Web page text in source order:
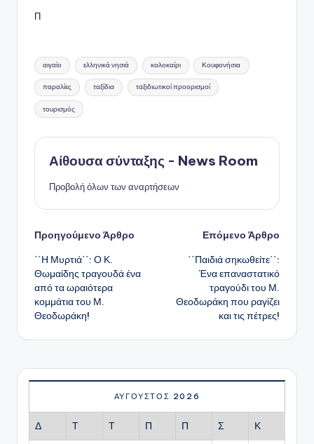
Π
Ετικέτες:
αιγαίο ελληνικά νησιά καλοκαίρι Κουφονήσια
παραλίες ταξίδια ταξιδιωτικοί προορισμοί
τουρισμός
Αίθουσα σύνταξης - News Room
Προβολή όλων των αναρτήσεων
Πλοήγηση
δημοσιεύσεων
Προηγούμενο Άρθρο
΄΄Η Μυρτιά΄΄: Ο Κ.
Θωμαίδης τραγουδά ένα
από τα ωραιότερα
κομμάτια του Μ.
Θεοδωράκη!
Επόμενο Άρθρο
΄΄Παιδιά σηκωθείτε΄΄:
Ένα επαναστατικό
τραγούδι του Μ.
Θεοδωράκη που ραγίζει
και τις πέτρες!
ΑΎΓΟΥΣΤΟΣ 2026
Δ Τ Τ Π Π Σ Κ